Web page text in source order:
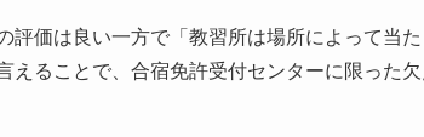
評価は良い一方で「教習所は場所によって当
ることで、合宿免許受付センターに限った欠